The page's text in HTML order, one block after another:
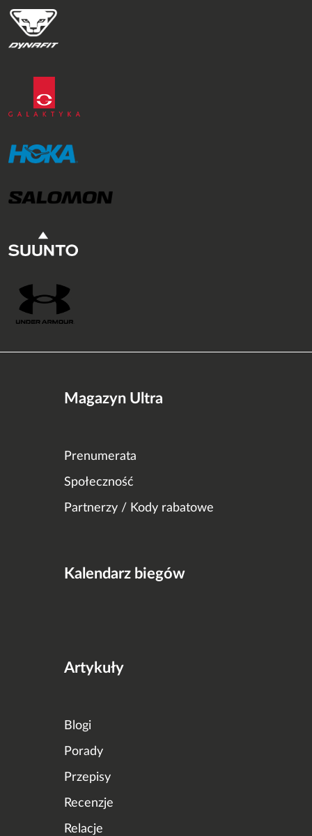
Magazyn Ultra
Prenumerata
Społeczność
Partnerzy / Kody rabatowe
Kalendarz biegów
Artykuły
Blogi
Porady
Przepisy
Recenzje
Relacje